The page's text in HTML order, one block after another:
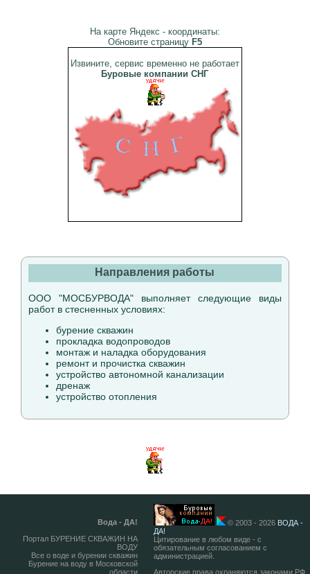
На карте Яндекс - координаты:
Обновите страницу F5
Извините, сервис временно не работает
Буровые компании СНГ
Направления работы
ООО "МОСБУРВОДА" выполняет следующие виды
работ в стесненных условиях:
бурение скважин
прокладка водопроводов
монтаж и наладка оборудования
ремонт и прочистка скважин
устройство автономной канализации
дренаж
устройство отопления
Вода - ДА!
Портал БУРЕНИЕ СКВАЖИН НА
ВОДУ
Все о воде и бурении скважин
Бурение на воду в Московской
области
© 2003 - 2026 ВОДА -
ДА!
Цитирование в любом виде - с
обязательным согласованием с
администрацией.
Авторские права охраняются законами РФ